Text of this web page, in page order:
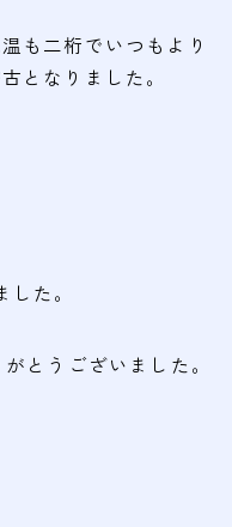
も二桁でいつもより
となりました。
た。
とうございました。